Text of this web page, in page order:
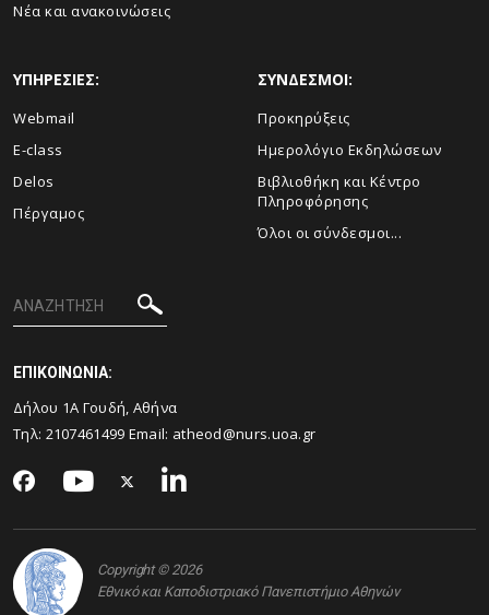
Νέα και ανακοινώσεις
ΥΠΗΡΕΣΙΕΣ:
Webmail
E-class
Delos
Πέργαμος
ΣΥΝΔΕΣΜΟΙ:
Προκηρύξεις
Ημερολόγιο Εκδηλώσεων
Βιβλιοθήκη και Κέντρο
Πληροφόρησης
Όλοι οι σύνδεσμοι...
ΕΠΙΚΟΙΝΩΝΙΑ:
Δήλου 1Α Γουδή, Αθήνα
Τηλ: 2107461499 Email: atheod@nurs.uoa.gr
Copyright © 2026
Εθνικό και Καποδιστριακό Πανεπιστήμιο Αθηνών